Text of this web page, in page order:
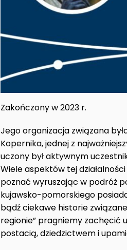
Zakończony w 2023 r.
Jego organizacja związana
Kopernika, jednej z
uczony był aktywnym
Wiele aspektów tej
poznać wyruszając w podróż
kujawsko-pomorskiego
bądź ciekawe historie
regionie” pragniemy zachęcić
postacią, dziedzictwem i